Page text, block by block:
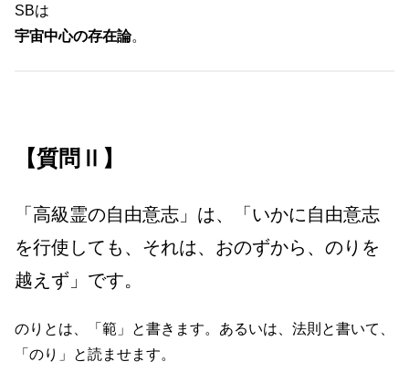
SBは
宇宙中心の存在論。
【質問Ⅱ】
「高級霊の自由意志」は、「いかに自由意志
を行使しても、それは、おのずから、のりを
越えず」です。
のりとは、「範」と書きます。あるいは、法則と書いて、
「のり」と読ませます。